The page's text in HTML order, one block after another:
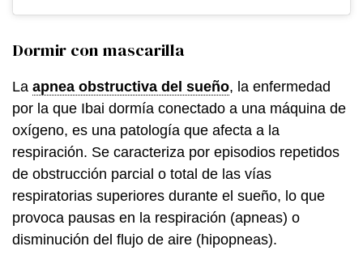
Dormir con mascarilla
La apnea obstructiva del sueño, la enfermedad
por la que Ibai dormía conectado a una máquina de
oxígeno, es una patología que afecta a la
respiración. Se caracteriza por episodios repetidos
de obstrucción parcial o total de las vías
respiratorias superiores durante el sueño, lo que
provoca pausas en la respiración (apneas) o
disminución del flujo de aire (hipopneas).